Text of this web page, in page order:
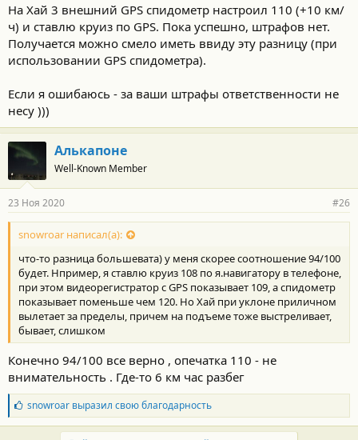
На Хай 3 внешний GPS спидометр настроил 110 (+10 км/
ч) и ставлю круиз по GPS. Пока успешно, штрафов нет.
Получается можно смело иметь ввиду эту разницу (при
использовании GPS спидометра).
Если я ошибаюсь - за ваши штрафы ответственности не
несу )))
Алькапоне
Well-Known Member
23 Ноя 2020 #26
snowroar написал(а):
что-то разница большевата) у меня скорее соотношение 94/100
будет. Нпример, я ставлю круиз 108 по я.навигатору в телефоне,
при этом видеорегистратор с GPS показывает 109, а спидометр
показывает поменьше чем 120. Но Хай при уклоне приличном
вылетает за пределы, причем на подъеме тоже выстреливает,
бывает, слишком
Конечно 94/100 все верно , опечатка 110 - не
внимательность . Где-то 6 км час разбег
Б
л
а
snowroarвыразил свою благодарность